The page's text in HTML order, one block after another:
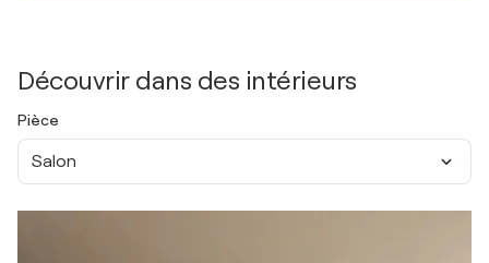
Découvrir dans des intérieurs
Pièce
Salon